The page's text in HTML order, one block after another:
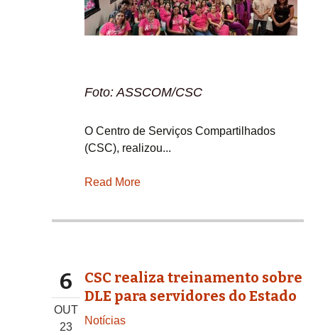
Foto: ASSCOM/CSC
O Centro de Serviços Compartilhados
(CSC), realizou...
Read More
6
OUT
23
CSC realiza treinamento sobre
DLE para servidores do Estado
Notícias